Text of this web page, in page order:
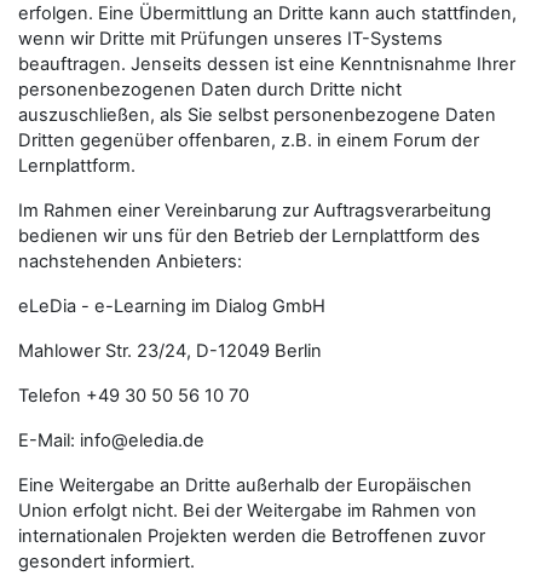
erfolgen. Eine Übermittlung an Dritte kann auch stattfinden,
wenn wir Dritte mit Prüfungen unseres IT-Systems
beauftragen. Jenseits dessen ist eine Kenntnisnahme Ihrer
personenbezogenen Daten durch Dritte nicht
auszuschließen, als Sie selbst personenbezogene Daten
Dritten gegenüber offenbaren, z.B. in einem Forum der
Lernplattform.
Im Rahmen einer Vereinbarung zur Auftragsverarbeitung
bedienen wir uns für den Betrieb der Lernplattform des
nachstehenden Anbieters:
eLeDia - e-Learning im Dialog GmbH
Mahlower Str. 23/24, D-12049 Berlin
Telefon +49 30 50 56 10 70
E-Mail: info@eledia.de
Eine Weitergabe an Dritte außerhalb der Europäischen
Union erfolgt nicht. Bei der Weitergabe im Rahmen von
internationalen Projekten werden die Betroffenen zuvor
gesondert informiert.